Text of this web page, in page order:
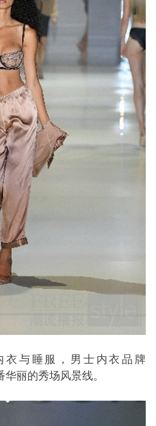
与睡服，男士内衣品牌
华丽的秀场风景线。